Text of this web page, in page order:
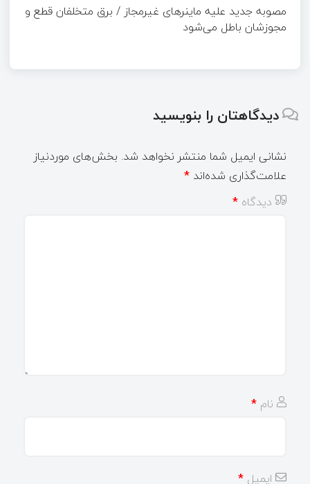
مصوبه جدید علیه ماینرهای غیرمجاز / برق متخلفان قطع و
مجوزشان باطل می‌شود
دیدگاهتان را بنویسید
نشانی ایمیل شما منتشر نخواهد شد. بخش‌های موردنیاز
علامت‌گذاری شده‌اند *
دیدگاه *
نام *
ایمیل *